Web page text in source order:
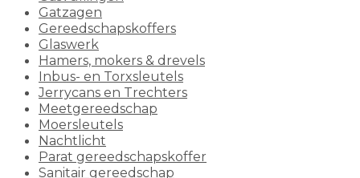
Gatzagen
Gereedschapskoffers
Glaswerk
Hamers, mokers & drevels
Inbus- en Torxsleutels
Jerrycans en Trechters
Meetgereedschap
Moersleutels
Nachtlicht
Parat gereedschapskoffer
Sanitair gereedschap